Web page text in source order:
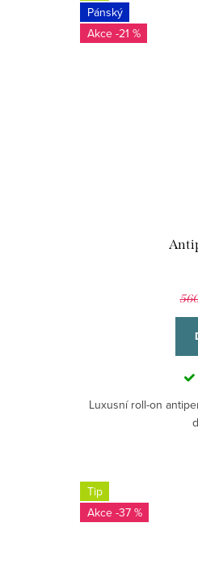
Pánský
-21 %
Luxusní roll-on
Tip
-37 %